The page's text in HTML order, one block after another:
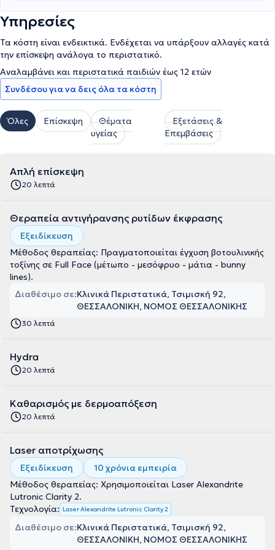
Υπηρεσίες
Τα κόστη είναι ενδεικτικά. Ενδέχεται να υπάρξουν αλλαγές κατά
την επίσκεψη ανάλογα το περιστατικό.
Αναλαμβάνει και περιστατικά παιδιών έως 12 ετών
Συνδέσου για να δεις όλα τα κόστη
Όλες Επίσκεψη
Θέματα
υγείας
Εξετάσεις &
Επεμβάσεις
Απλή επίσκεψη
20 λεπτά
Θεραπεία αντιγήρανσης ρυτίδων έκφρασης
Εξειδίκευση
Μέθοδος θεραπείας: Πραγματοποιείται έγχυση βοτουλινικής
τοξίνης σε Full Face (μέτωπο - μεσόφρυο - μάτια - bunny
lines).
Διαθέσιμο σε:Κλινικά Περιστατικά, Τσιμισκή 92,
ΘΕΣΣΑΛΟΝΙΚΗ, ΝΟΜΟΣ ΘΕΣΣΑΛΟΝΙΚΗΣ
30 λεπτά
Hydra
20 λεπτά
Kαθαρισμός με δερμοαπόξεση
20 λεπτά
Laser αποτρίχωσης
Εξειδίκευση
10 χρόνια εμπειρία
Μέθοδος θεραπείας: Χρησιμοποιείται Laser Alexandrite
Lutronic Clarity 2.
Τεχνολογία: Laser Alexandrite Lutronic Clarity 2
Διαθέσιμο σε:Κλινικά Περιστατικά, Τσιμισκή 92,
ΘΕΣΣΑΛΟΝΙΚΗ, ΝΟΜΟΣ ΘΕΣΣΑΛΟΝΙΚΗΣ